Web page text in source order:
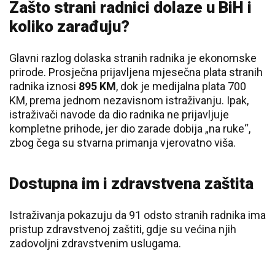
Zašto strani radnici dolaze u BiH i
koliko zarađuju?
Glavni razlog dolaska stranih radnika je ekonomske
prirode. Prosječna prijavljena mjesečna plata stranih
radnika iznosi 895 KM, dok je medijalna plata 700
KM, prema jednom nezavisnom istraživanju. Ipak,
istraživači navode da dio radnika ne prijavljuje
kompletne prihode, jer dio zarade dobija „na ruke“,
zbog čega su stvarna primanja vjerovatno viša.
Dostupna im i zdravstvena zaštita
Istraživanja pokazuju da 91 odsto stranih radnika ima
pristup zdravstvenoj zaštiti, gdje su većina njih
zadovoljni zdravstvenim uslugama.